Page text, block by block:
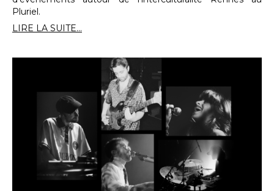
Pluriel.
LIRE LA SUITE...